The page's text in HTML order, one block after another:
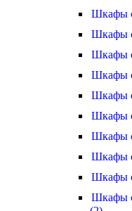
Шкафы
Шкафы
Шкафы
Шкафы
Шкафы
Шкафы
Шкафы
Шкафы
Шкафы
Шкафы